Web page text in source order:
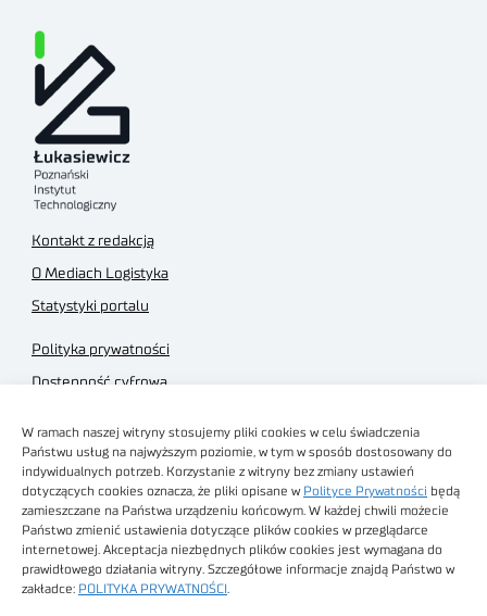
W ramach naszej witryny stosujemy pliki cookies w celu świadczenia
Państwu usług na najwyższym poziomie, w tym w sposób dostosowany do
indywidualnych potrzeb. Korzystanie z witryny bez zmiany ustawień
dotyczących cookies oznacza, że pliki opisane w Polityce Prywatności będą
zamieszczane na Państwa urządzeniu końcowym. W każdej chwili możecie
Państwo zmienić ustawienia dotyczące plików cookies w przeglądarce
internetowej. Akceptacja niezbędnych plików cookies jest wymagana do
prawidłowego działania witryny. Szczegółowe informacje znajdą Państwo w
zakładce: POLITYKA PRYWATNOŚCI
Kontakt z redakcją
O Mediach Logistyka
Statystyki portalu
Polityka prywatności
Dostępność cyfrowa
Regulamin sklepu
Obrazy stockowe
autorstwa